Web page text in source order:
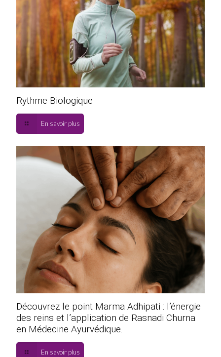
Rythme Biologique
En savoir plus
Découvrez le point Marma Adhipati : l’énergie
des reins et l’application de Rasnadi Churna
en Médecine Ayurvédique.
En savoir plus